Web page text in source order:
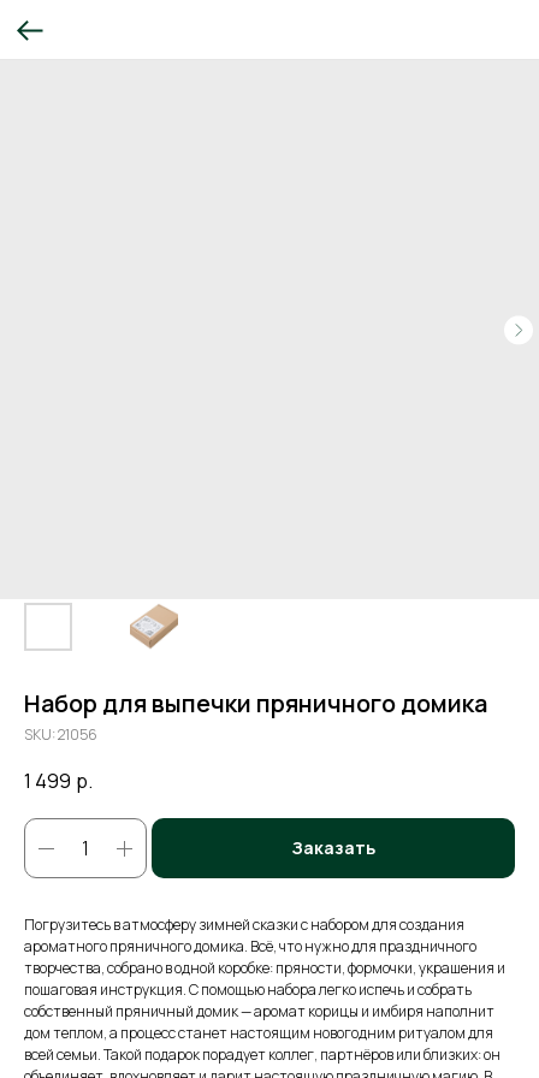
Набор для выпечки пряничного домика
SKU:21056
1 499 р.
Заказать
Погрузитесь в атмосферу зимней сказки с набором для создания
ароматного пряничного домика. Всё, что нужно для праздничного
творчества, собрано в одной коробке: пряности, формочки, украшения и
пошаговая инструкция. С помощью набора легко испечь и собрать
собственный пряничный домик — аромат корицы и имбиря наполнит
дом теплом, а процесс станет настоящим новогодним ритуалом для
всей семьи. Такой подарок порадует коллег, партнёров или близких: он